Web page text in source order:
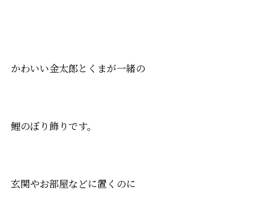
かわいい金太郎とくまが一緒の
鯉のぼり飾りです。
玄関やお部屋などに置くのに